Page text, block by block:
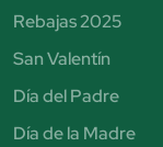
Rebajas 2025
San Valentín
Día del Padre
Día de la Madre